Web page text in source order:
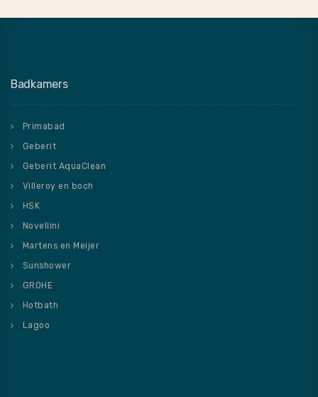
Badkamers
Primabad
Geberit
Geberit AquaClean
Villeroy en boch
HSK
Novellini
Martens en Meijer
Sunshower
GROHE
Hotbath
Lagoo